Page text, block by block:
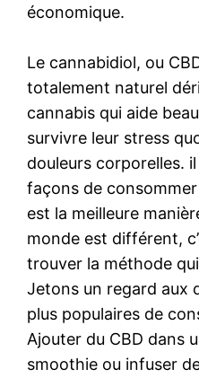
économique.
Le cannabidiol, ou
totalement naturel
cannabis qui aide
survivre leur stress
douleurs corporelles.
façons de
est la meilleure
monde est différent,
trouver la méthode
Jetons un regard aux
plus populaires de
Ajouter du CBD dans
smoothie ou infuser